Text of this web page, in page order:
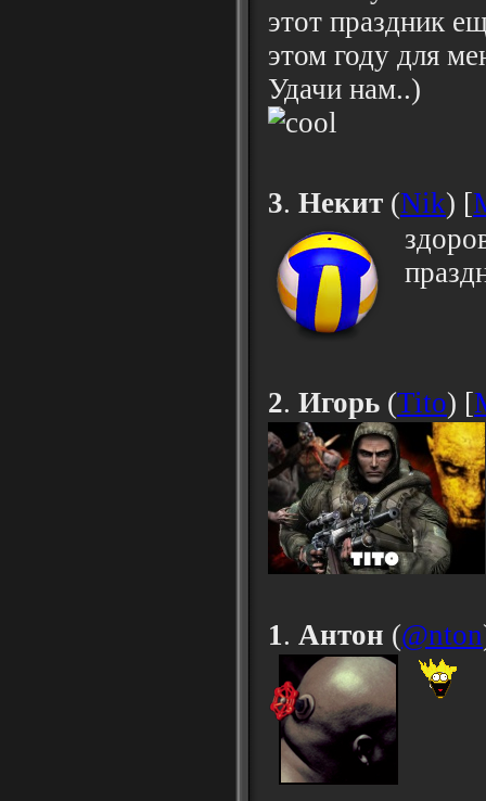
этот праздник
этом году для
Удачи нам..)
3. Некит (Nik) [
2. Игорь (Tito) [
1. Антон (@nton